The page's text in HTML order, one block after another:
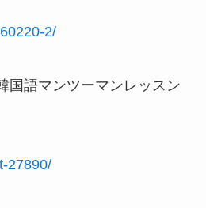
2/
国語マンツーマンレッスン
27890/